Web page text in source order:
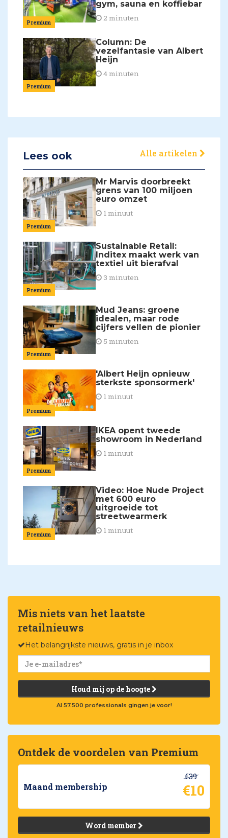
Premium
gym, sauna en koffiebar
2 minuten
Premium
Column: De
vezelfantasie van Albert
Heijn
4 minuten
Lees ook Alle artikelen
Premium
Mr Marvis doorbreekt
grens van 100 miljoen
euro omzet
1 minuut
Premium
Sustainable Retail:
Inditex maakt werk van
textiel uit bierafval
3 minuten
Premium
Mud Jeans: groene
idealen, maar rode
cijfers vellen de pionier
5 minuten
Premium
'Albert Heijn opnieuw
sterkste sponsormerk'
1 minuut
Premium
IKEA opent tweede
showroom in Nederland
1 minuut
Premium
Video: Hoe Nude Project
met 600 euro
uitgroeide tot
streetwearmerk
1 minuut
Mis niets van het laatste
retailnieuws
Het belangrijkste nieuws, gratis in je inbox
Houd mij op de hoogte
Al 57.500 professionals gingen je voor!
Ontdek de voordelen van Premium
Maand membership
€39
€10
Word member